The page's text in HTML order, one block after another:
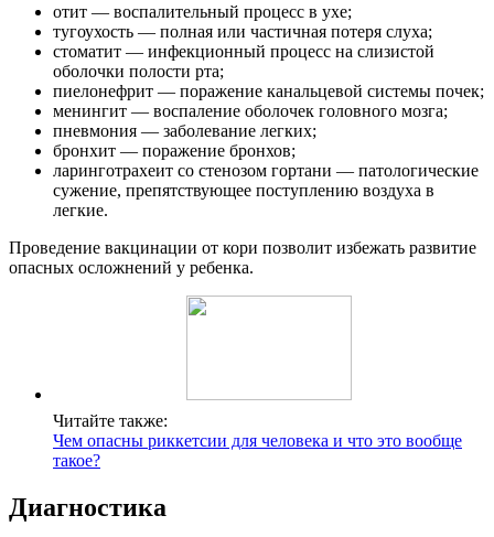
отит — воспалительный процесс в ухе;
тугоухость — полная или частичная потеря слуха;
стоматит — инфекционный процесс на слизистой
оболочки полости рта;
пиелонефрит — поражение канальцевой системы почек;
менингит — воспаление оболочек головного мозга;
пневмония — заболевание легких;
бронхит — поражение бронхов;
ларинготрахеит со стенозом гортани — патологические
сужение, препятствующее поступлению воздуха в
легкие.
Проведение вакцинации от кори позволит избежать развитие
опасных осложнений у ребенка.
Читайте также:
Чем опасны риккетсии для человека и что это вообще
такое?
Диагностика